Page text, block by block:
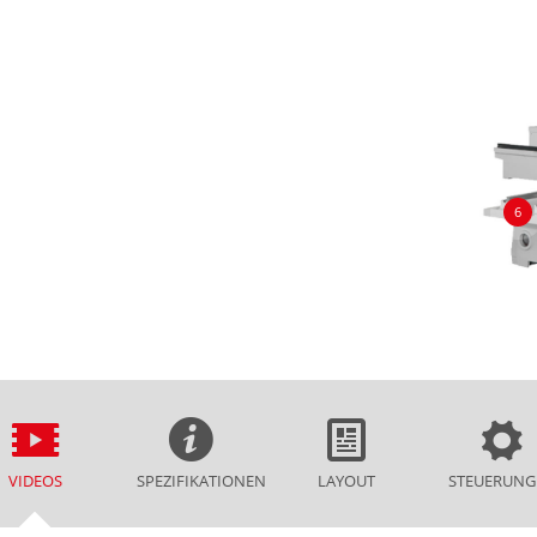
6
VIDEOS SPEZIFIKATIONEN LAYOUT